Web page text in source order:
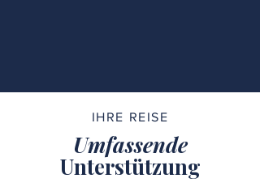
IHRE REISE
Umfassende
Unterstützung